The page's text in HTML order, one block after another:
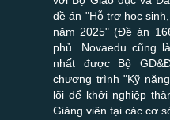
đề án "Hỗ trợ học
năm 2025" (Đề án
phủ. Novaedu cũng
nhất được Bộ
chương trình "Kỹ
lõi để khởi nghiệp
Giảng viên tại các cơ